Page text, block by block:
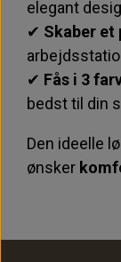
elegant
✔ Skaber
✔ Fås i 3
bedst til din
Den ideelle
ønsker